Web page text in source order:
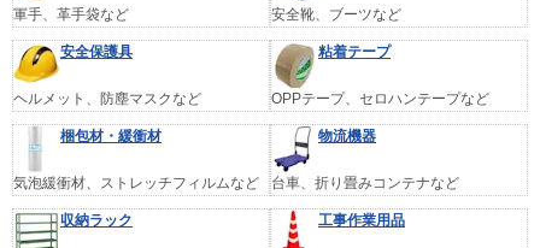
軍手、革手袋など 安全靴、ブーツなど
安全保護具
ヘルメット、防塵マスクなど
粘着テープ
OPPテープ、セロハンテープなど
梱包材・緩衝材
気泡緩衝材、ストレッチフィルムなど
物流機器
台車、折り畳みコンテナなど
収納ラック 工事作業用品